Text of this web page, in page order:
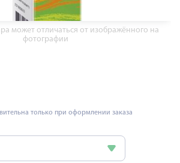
может отличаться от изображённого на
фотографии
только при оформлении заказа